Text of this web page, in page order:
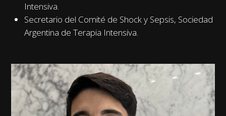
Intensiva.
Secretario del Comité de Shock y Sepsis, Sociedad
Argentina de Terapia Intensiva.